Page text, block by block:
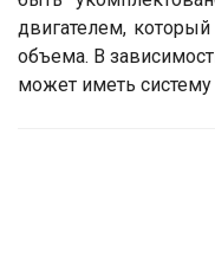
двигателем,
объема. В
может иметь систему